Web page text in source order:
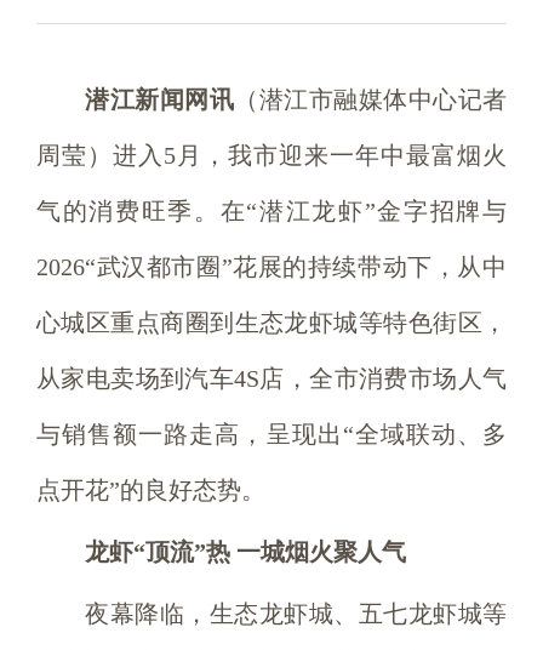
潜江新闻网讯 （潜江市融媒体中心记者
周莹）进入5月，我市迎来一年中最富烟火
气的消费旺季。在“潜江龙虾”金字招牌与
2026“武汉都市圈”花展的持续带动下，从中
心城区重点商圈到生态龙虾城等特色街区，
从家电卖场到汽车4S店，全市消费市场人气
与销售额一路走高，呈现出“全域联动、多
点开花”的良好态势。
龙虾“顶流”热 一城烟火聚人气
夜幕降临，生态龙虾城、五七龙虾城等